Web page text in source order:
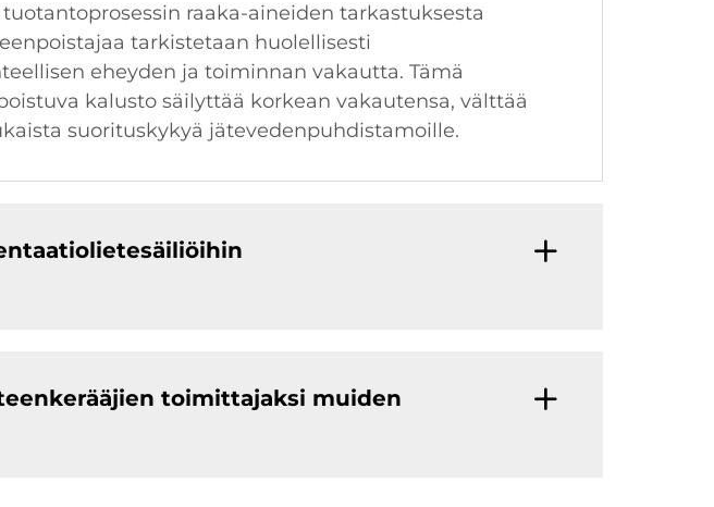
raaka-aineiden tarkastuksesta
tarkistetaan huolellisesti
eheyden ja toiminnan vakautta. Tämä
kalusto säilyttää korkean vakautensa, välttää
suorituskykyä jätevedenpuhdistamoille.
toimittajaksi muiden